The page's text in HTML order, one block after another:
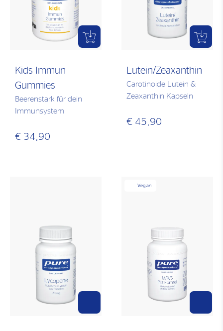
Kids Immun
Gummies
Beerenstark für dein
Immunsystem
€ 34,90
Lutein/Zeaxanthin
Carotinoide Lutein &
Zeaxanthin Kapseln
€ 45,90
Vegan